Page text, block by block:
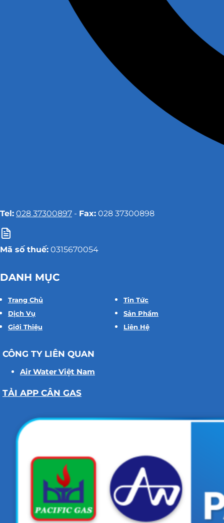
Tel: 028 37300897 - Fax: 028 37300898
Mã số thuế: 0315670054
DANH MỤC
Trang Chủ
Dịch Vụ
Giới Thiệu
Tin Tức
Sản Phẩm
Liên Hệ
CÔNG TY LIÊN QUAN
Air Water Việt Nam
TẢI APP CÂN GAS